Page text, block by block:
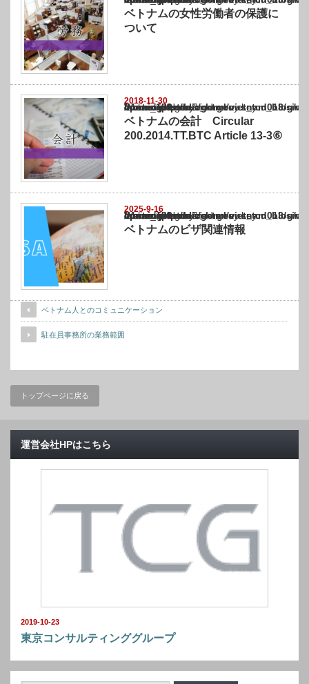
ベトナムの女性労働者の保護に
ついて
2018-11-30
Warning
: Undefined array key "show_category" in
/home/netst/kuno-cpa.co.jp/public_html/vietnam_blog/wp-content/themes/
on line183
ベトナムの会計 Circular
200.2014.TT.BTC Article 13-3⑥
2025-9-16
Warning
: Undefined array key "show_category" in
/home/netst/kuno-cpa.co.jp/public_html/vietnam_blog/wp-content/themes/
on line183
ベトナムのビザ関連情報
ベトナム人とのコミュニケーション
駐在員事務所の業務範囲
トップページに戻る
運営会社HPはこちら
2019-10-23
東京コンサルティンググループ